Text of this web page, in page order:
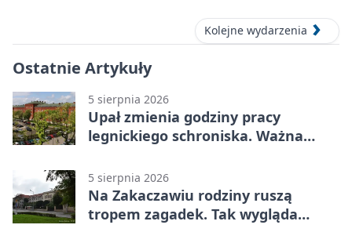
Kolejne wydarzenia
Ostatnie Artykuły
5 sierpnia 2026
Upał zmienia godziny pracy
legnickiego schroniska. Ważna
5 sierpnia 2026
Na Zakaczawiu rodziny ruszą
tropem zagadek. Tak wygląda